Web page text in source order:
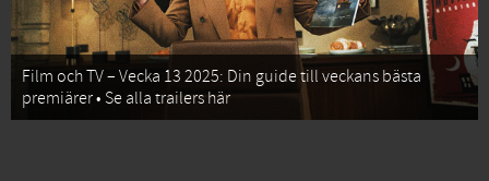
Film och TV – Vecka 13 2025: Din guide till veckans bästa
premiärer • Se alla trailers här